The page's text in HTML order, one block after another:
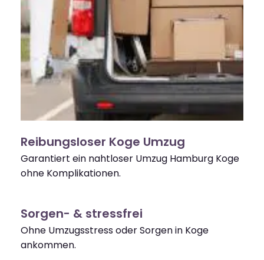
Reibungsloser Koge Umzug
Garantiert ein nahtloser Umzug Hamburg Koge
ohne Komplikationen.
Sorgen- & stressfrei
Ohne Umzugsstress oder Sorgen in Koge
ankommen.